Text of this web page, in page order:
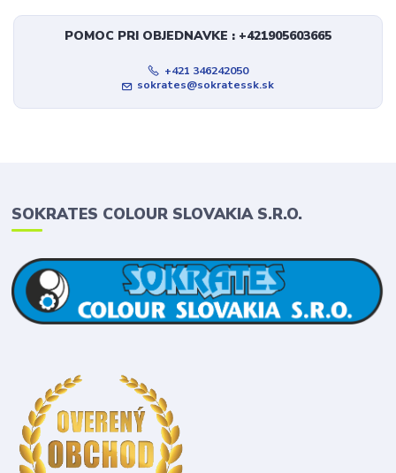
POMOC PRI OBJEDNAVKE : +421905603665
+421 346242050
sokrates@sokratessk.sk
SOKRATES COLOUR SLOVAKIA S.R.O.